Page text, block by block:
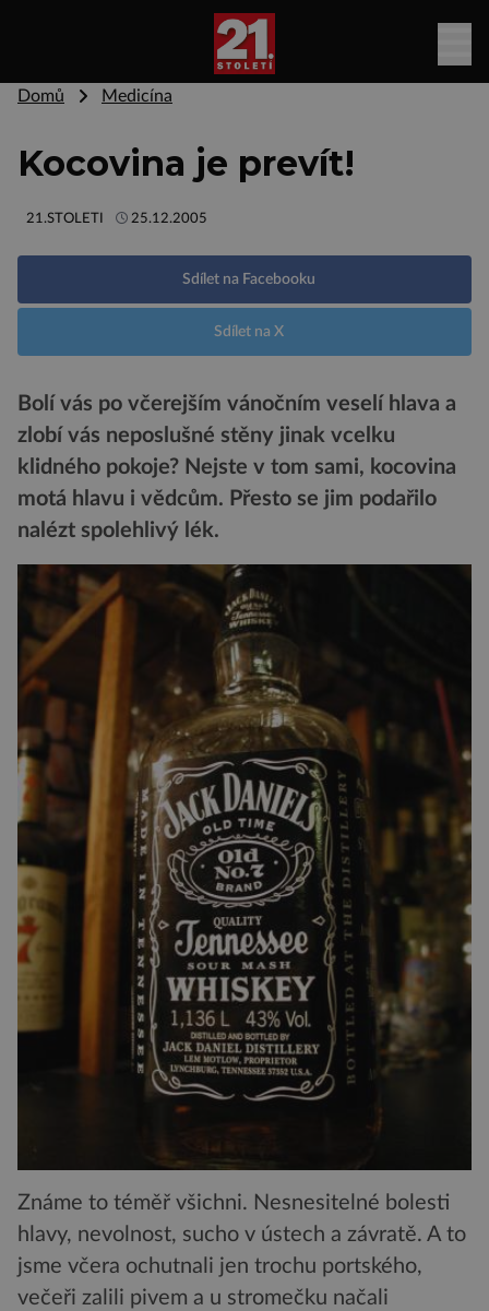
Domů Medicína
Kocovina je prevít!
21.STOLETI 25.12.2005
Sdílet na Facebooku
Sdílet na X
Bolí vás po včerejším vánočním veselí hlava a
zlobí vás neposlušné stěny jinak vcelku
klidného pokoje? Nejste v tom sami, kocovina
motá hlavu i vědcům. Přesto se jim podařilo
nalézt spolehlivý lék.
Známe to téměř všichni. Nesnesitelné bolesti
hlavy, nevolnost, sucho v ústech a závratě. A to
jsme včera ochutnali jen trochu portského,
večeři zalili pivem a u stromečku načali